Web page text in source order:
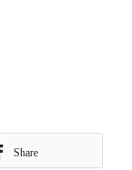
Share